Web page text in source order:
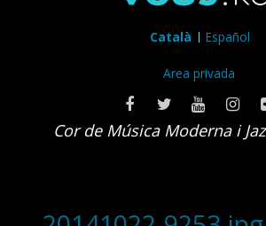
Català Español
Area privada
Cor de Música Moderna i